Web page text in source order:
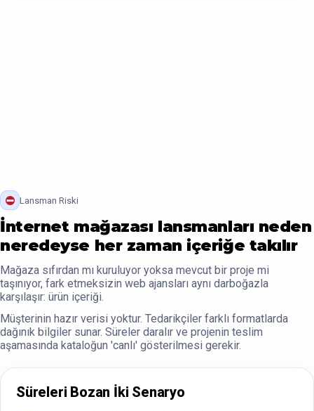
Lansman Riski
İnternet mağazası lansmanları neden
neredeyse her zaman içeriğe takılır
Mağaza sıfırdan mı kuruluyor yoksa mevcut bir proje mi
taşınıyor, fark etmeksizin web ajansları aynı darboğazla
karşılaşır: ürün içeriği.
Müşterinin hazır verisi yoktur. Tedarikçiler farklı formatlarda
dağınık bilgiler sunar. Süreler daralır ve projenin teslim
aşamasında kataloğun 'canlı' gösterilmesi gerekir.
Süreleri Bozan İki Senaryo